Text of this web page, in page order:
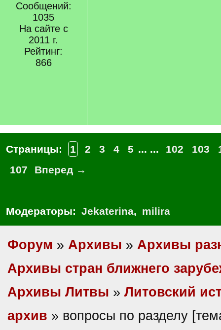
Сообщений:
1035
На сайте с
2011 г.
Рейтинг:
866
Страницы: 1 2 3 4 5 ... ... 102 103
107
Вперед →
Модераторы: Jekaterina, milira
Форум » Архивы » Архивы
Архивы стран ближнего
Архивы Литвы » Литовский
архив » вопросы по разделу